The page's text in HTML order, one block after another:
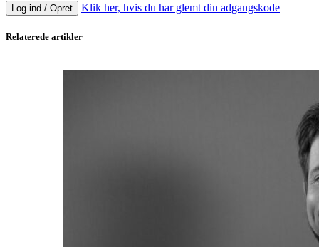
Log ind / Opret Klik her, hvis du har glemt din adgangskode
Relaterede artikler